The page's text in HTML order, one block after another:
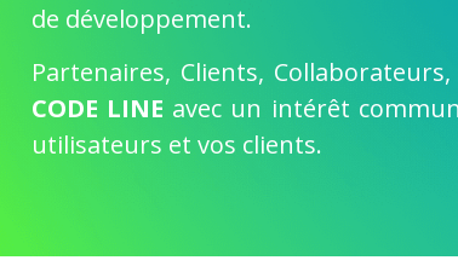
de développement.
Partenaires, Clients, Collaborateurs,
CODE LINE avec un intérêt
utilisateurs et vos clients.